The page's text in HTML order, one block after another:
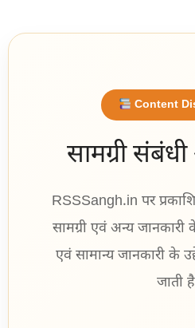
Content
सामग्री
RSSSangh.in पर
सामग्री एवं अन्य
एवं सामान्य जानकारी के
जाती